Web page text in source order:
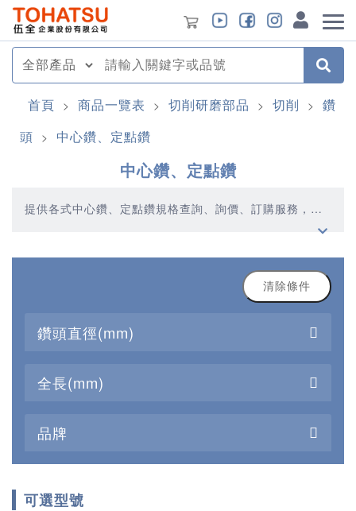
首頁 > 商品一覽表 > 切削研磨部品 > 切削 > 鑽
頭 > 中心鑽、定點鑽
中心鑽、定點鑽
提供各式中心鑽、定點鑽規格查詢、詢價、訂購服務，伍
全企業深耕模具產業多年，秉持著優質品質、合理價格、
點鑽產品
清除條件
鑽頭直徑(mm)
全長(mm)
品牌
可選型號